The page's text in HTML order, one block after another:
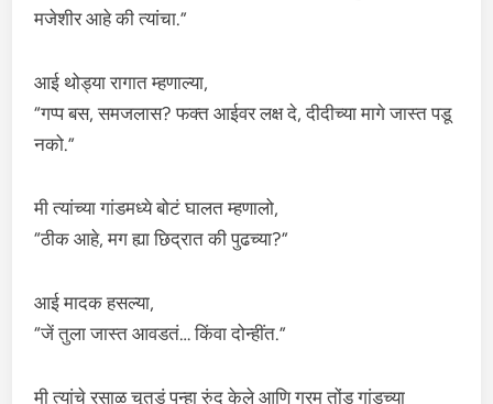
मजेशीर आहे की त्यांचा.”
आई थोड्या रागात म्हणाल्या,
“गप्प बस, समजलास? फक्त आईवर लक्ष दे, दीदीच्या मागे जास्त पडू
नको.”
मी त्यांच्या गांडमध्ये बोटं घालत म्हणालो,
“ठीक आहे, मग ह्या छिद्रात की पुढच्या?”
आई मादक हसल्या,
“जें तुला जास्त आवडतं… किंवा दोन्हींत.”
मी त्यांचे रसाळ चूतडं पुन्हा रुंद केले आणि गरम तोंड गांडच्या